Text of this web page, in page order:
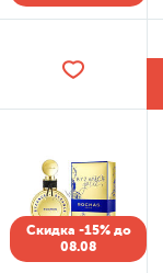
Скидка -15% до
08.08